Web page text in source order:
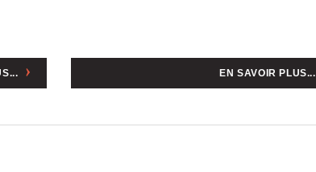
EN SAVOIR PLUS...